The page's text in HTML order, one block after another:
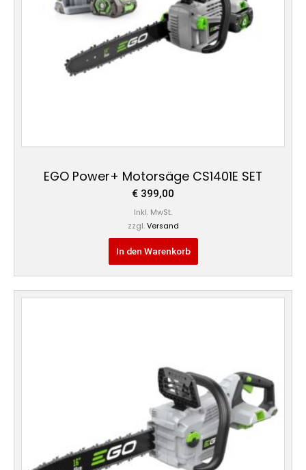
EGO Power+ Motorsäge CS1401E SET
€ 399,00
Inkl. MwSt.
zzgl. Versand
In den Warenkorb